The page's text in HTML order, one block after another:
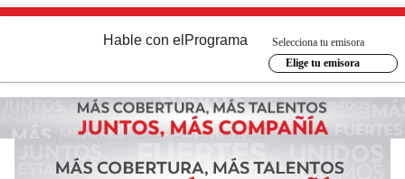
Hable con el Programa
Selecciona tu emisora
Elige tu emisora